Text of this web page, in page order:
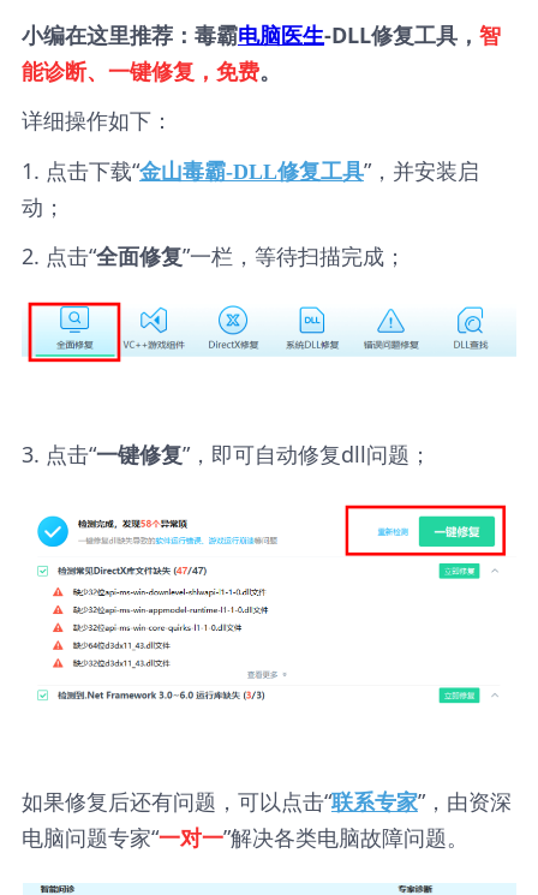
小编在这里推荐：毒霸电脑医生-DLL修复工具， 智
能诊断、一键修复，免费。
详细操作如下：
1. 点击下载“金山毒霸-DLL修复工具”，并安装启
动；
2. 点击“全面修复”一栏，等待扫描完成；
3. 点击“一键修复”，即可自动修复dll问题；
如果修复后还有问题，可以点击“联系专家”，由资深
电脑问题专家“一对一”解决各类电脑故障问题。